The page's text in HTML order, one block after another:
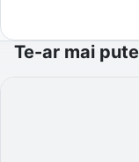
Te-ar mai